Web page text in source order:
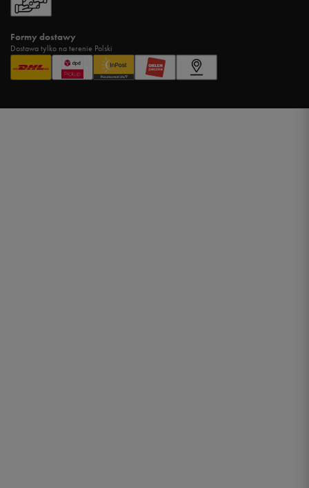
Formy dostawy
Dostawa tylko na terenie Polski